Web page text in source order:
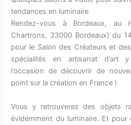
tendances en luminaire
Rendez-vous à Bordeaux, au
Chartrons, 33000 Bordeaux) du
pour le Salon des Créateurs et
spécialités en artisanat d’art
l’occasion de découvrir de
point sur la création en France !
Vous y retrouverez des objets
évidemment du luminaire. Et